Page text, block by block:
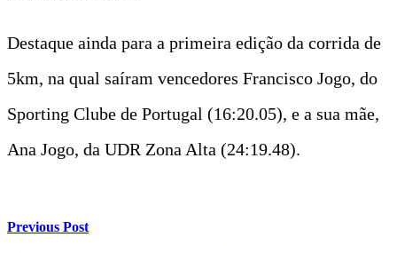
Destaque ainda para a primeira edição da corrida de
5km, na qual saíram vencedores Francisco Jogo, do
Sporting Clube de Portugal (16:20.05), e a sua mãe,
Ana Jogo, da UDR Zona Alta (24:19.48).
Previous Post